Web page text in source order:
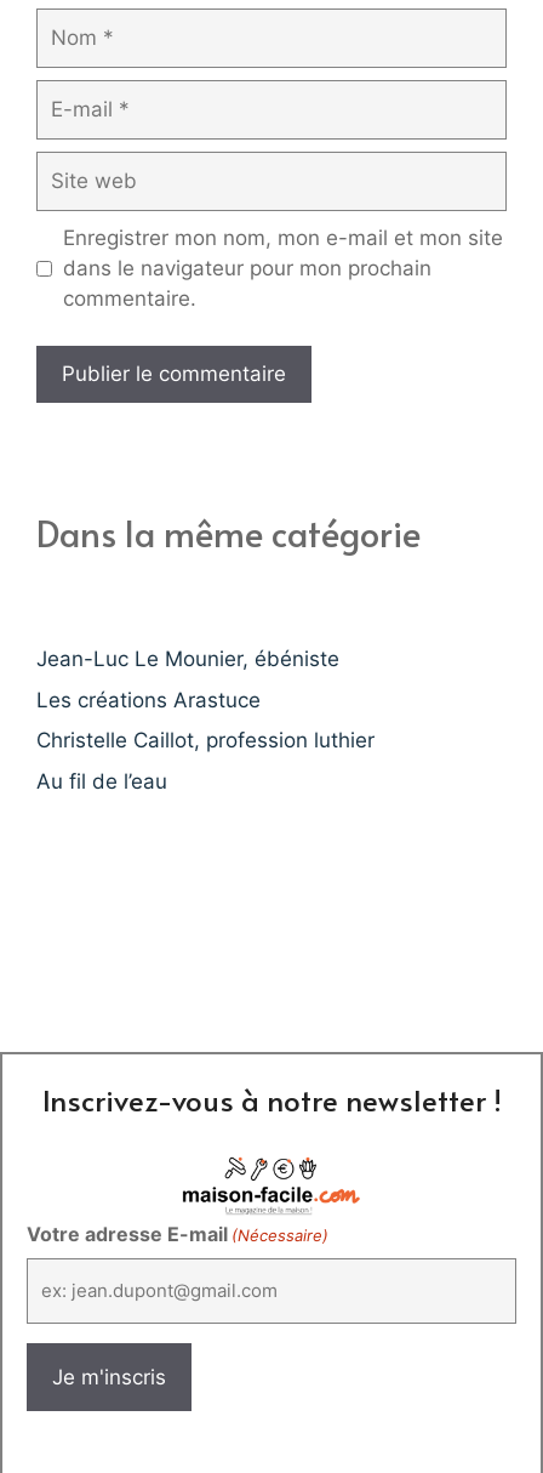
mail
web
Enregistrer mon nom, mon e-mail et mon site
dans le navigateur pour mon prochain
commentaire.
Dans la même catégorie
Jean-Luc Le Mounier, ébéniste
Les créations Arastuce
Christelle Caillot, profession luthier
Au fil de l’eau
Inscrivez-vous à notre newsletter !
Votre adresse E-mail (Nécessaire)